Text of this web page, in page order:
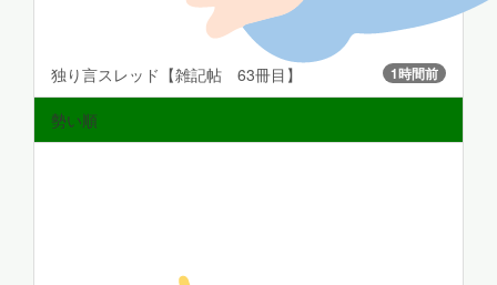
独り言スレッド【雑記帖 63冊目】 1時間前
勢い順